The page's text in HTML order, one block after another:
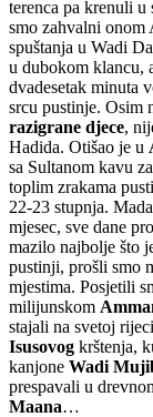
terenca pa krenuli u
smo zahvalni onom
spuštanja u Wadi
u dubokom klancu,
dvadesetak minuta
srcu pustinje. Osim
razigrane djece,
Hadida. Otišao je u
sa Sultanom kavu
toplim zrakama
22-23 stupnja.
mjesec, sve dane
mazilo najbolje što
pustinji, prošli smo
mjestima. Posjetili
milijunskom
stajali na svetoj rijeci
Isusovog krštenja,
kanjone Wadi
prespavali u
Maana…